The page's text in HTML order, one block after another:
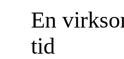
En
tid